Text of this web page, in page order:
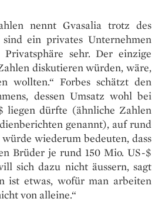
nennt Gvasalia trotz des
ein privates Unternehmen
sehr. Der einzige
diskutieren würden, wäre,
wollten.“ Forbes schätzt den
dessen Umsatz wohl bei
liegen dürfte (ähnliche Zahlen
genannt), auf rund
wiederum bedeuten, dass
Brüder je rund 150 Mio. US-$
sich dazu nicht äussern, sagt
ist etwas, wofür man arbeiten
von alleine.“